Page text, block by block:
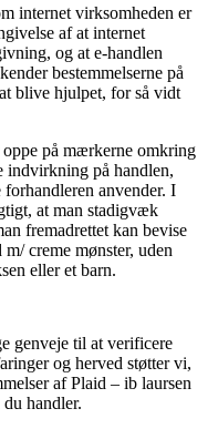
internet virksomheden er
af at internet
og at e-handlen
bestemmelserne på
blive hjulpet, for så vidt
på mærkerne omkring
indvirkning på handlen,
anvender. I
at man stadigvæk
fremadrettet kan bevise
creme mønster, uden
eller et barn.
genveje til at verificere
og herved støtter vi,
af Plaid – ib laursen
handler.